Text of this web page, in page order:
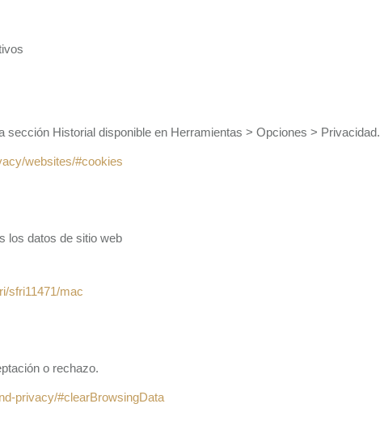
Historial disponible en Herramientas > Opciones > Privacidad.
websites/#cookies
los datos de sitio web
sfri11471/mac
o rechazo.
privacy/#clearBrowsingData